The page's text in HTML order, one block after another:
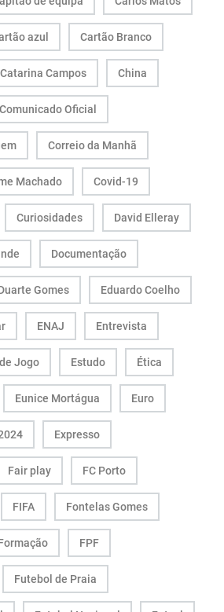
azul Cartão Branco
Catarina Campos China
Comunicado Oficial
Correio da Manhã
Machado Covid-19
Curiosidades David Elleray
Documentação
Gomes Eduardo Coelho
ENAJ Entrevista
Jogo Estudo Ética
Eunice Mortágua Euro
Expresso
Fair play FC Porto
FIFA Fontelas Gomes
FPF
Futebol de Praia